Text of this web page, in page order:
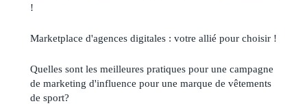
!
Marketplace d'agences digitales : votre allié pour choisir !
Quelles sont les meilleures pratiques pour une campagne
de marketing d'influence pour une marque de vêtements
de sport?